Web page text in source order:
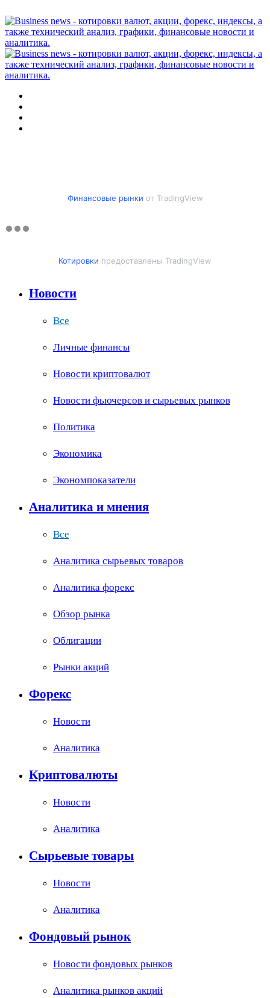
Финансовые рынки от TradingView
Котировки предоставлены TradingView
Новости
Все
Личные финансы
Новости криптовалют
Новости фьючерсов и сырьевых рынков
Политика
Экономика
Экономпоказатели
Аналитика и мнения
Все
Аналитика сырьевых товаров
Аналитика форекс
Обзор рынка
Облигации
Рынки акций
Форекс
Новости
Аналитика
Криптовалюты
Новости
Аналитика
Сырьевые товары
Новости
Аналитика
Фондовый рынок
Новости фондовых рынков
Аналитика рынков акций